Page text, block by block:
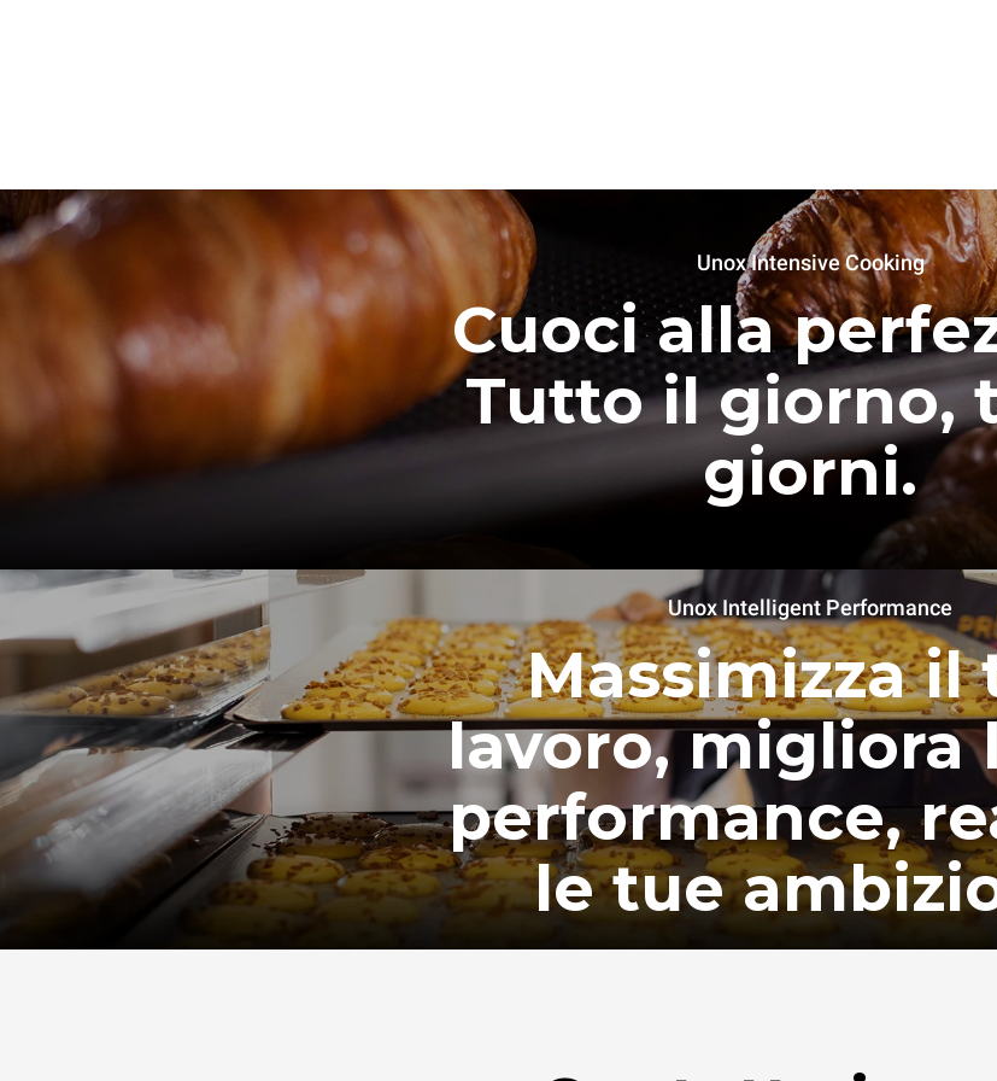
Unox Intensive Cooking
Cuoci alla
Tutto il giorno,
giorni.
Unox Intelligent Performance
Massimizza il
lavoro, migliora
performance,
le tue